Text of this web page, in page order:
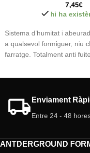
7,45€
hi ha
Sistema d’humitat i
a qualsevol formiguer, niu
farratge. Totalment anti
Enviament
Entre 24 - 48
ANTDERGROUND